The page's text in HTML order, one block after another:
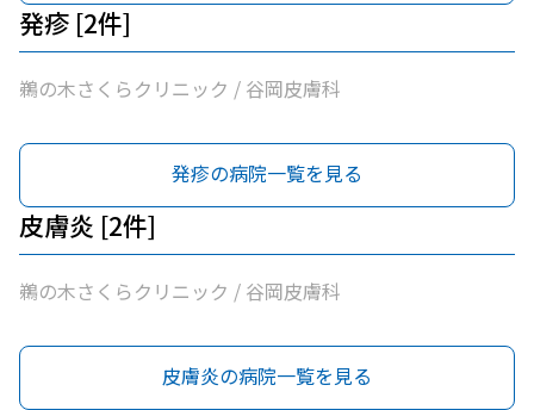
発疹 [2件]
鵜の木さくらクリニック / 谷岡皮膚科
発疹の病院一覧を見る
皮膚炎 [2件]
鵜の木さくらクリニック / 谷岡皮膚科
皮膚炎の病院一覧を見る